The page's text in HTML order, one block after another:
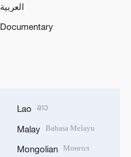
العربية
Documentary
Lao ລາວ
Malay Bahasa Melayu
Mongolian Монгол